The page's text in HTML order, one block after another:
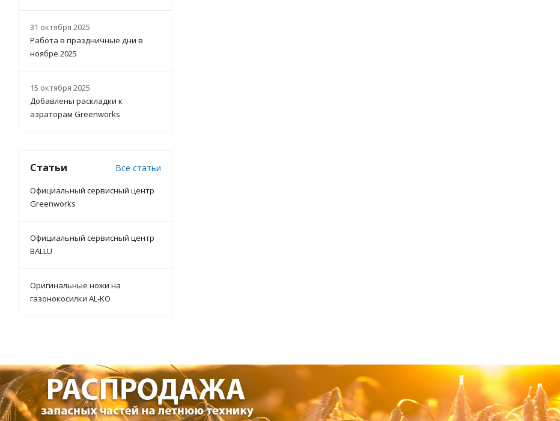
31 октября 2025
Работа в праздничные дни в
ноябре 2025
15 октября 2025
Добавлены раскладки к
аэраторам Greenworks
Статьи Все статьи
Официальный сервисный центр
Greenworks
Официальный сервисный центр
BALLU
Оригинальные ножи на
газонокосилки AL-KO